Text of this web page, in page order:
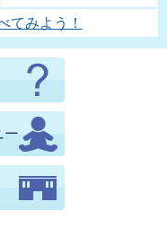
てみよう！